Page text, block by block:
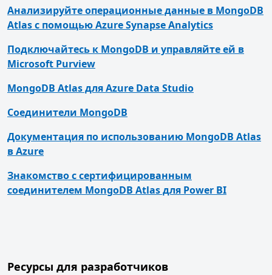
Анализируйте операционные данные в MongoDB
Atlas с помощью Azure Synapse Analytics
Подключайтесь к MongoDB и управляйте ей в
Microsoft Purview
MongoDB Atlas для Azure Data Studio
Соединители MongoDB
Документация по использованию MongoDB Atlas
в Azure
Знакомство с сертифицированным
соединителем MongoDB Atlas для Power BI
Ресурсы для разработчиков